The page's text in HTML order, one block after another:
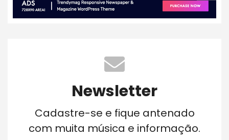
Newsletter
Cadastre-se e fique antenado
com muita música e informação.